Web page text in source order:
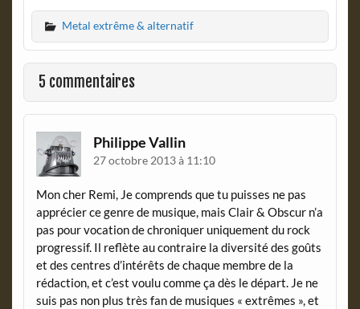
c
e
b
o
o
k
i
n
t
F
r
i
y
Metal extrême & alternatif
5 commentaires
Philippe Vallin
27 octobre 2013 à 11:10
Mon cher Remi, Je comprends que tu puisses ne pas
apprécier ce genre de musique, mais Clair & Obscur n’a
pas pour vocation de chroniquer uniquement du rock
progressif. Il reflète au contraire la diversité des goûts
et des centres d’intérêts de chaque membre de la
rédaction, et c’est voulu comme ça dès le départ. Je ne
suis pas non plus très fan de musiques « extrêmes », et